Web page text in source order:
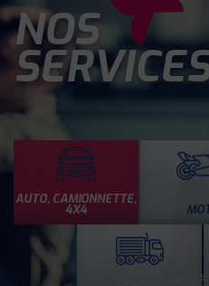
NOS
AUTO, CAMIONNETTE,
4X4